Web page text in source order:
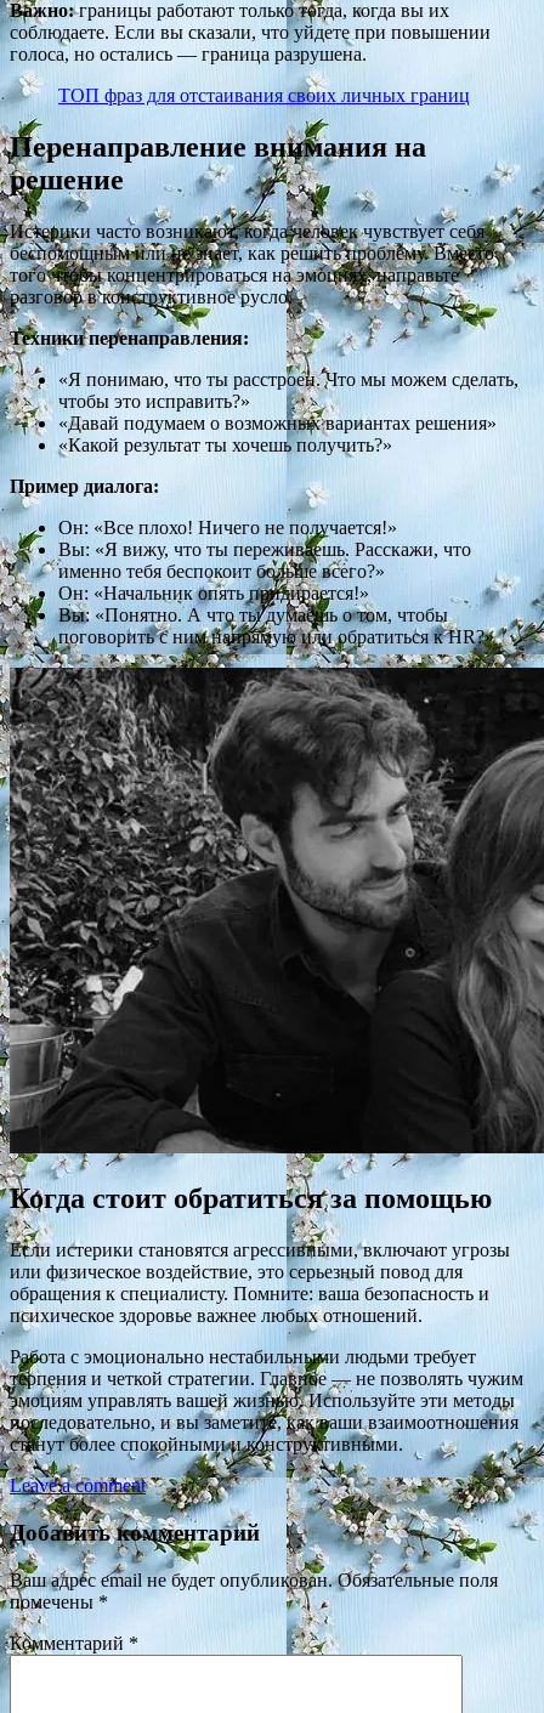
Важно:границы работают только тогда, когда вы их
соблюдаете. Если вы сказали, что уйдете при повышении
голоса, но остались — граница разрушена.
ТОП фраз для отстаивания своих личных границ
Перенаправление внимания на
решение
Истерики часто возникают, когда человек чувствует себя
беспомощным или не знает, как решить проблему. Вместо
того чтобы концентрироваться на эмоциях, направьте
разговор в конструктивное русло.
Техники перенаправления:
«Я понимаю, что ты расстроен. Что мы можем сделать,
чтобы это исправить?»
«Давай подумаем о возможных вариантах решения»
«Какой результат ты хочешь получить?»
Пример диалога:
Он: «Все плохо! Ничего не получается!»
Вы: «Я вижу, что ты переживаешь. Расскажи, что
именно тебя беспокоит больше всего?»
Он: «Начальник опять придирается!»
Вы: «Понятно. А что ты думаешь о том, чтобы
поговорить с ним напрямую или обратиться к HR?»
Когда стоит обратиться за помощью
Если истерики становятся агрессивными, включают угрозы
или физическое воздействие, это серьезный повод для
обращения к специалисту. Помните: ваша безопасность и
психическое здоровье важнее любых отношений.
Работа с эмоционально нестабильными людьми требует
терпения и четкой стратегии. Главное — не позволять чужим
эмоциям управлять вашей жизнью. Используйте эти методы
последовательно, и вы заметите, как ваши взаимоотношения
станут более спокойными и конструктивными.
Leave a comment
Добавить комментарий
Ваш адрес email не будет опубликован. Обязательные поля
помечены *
Комментарий *